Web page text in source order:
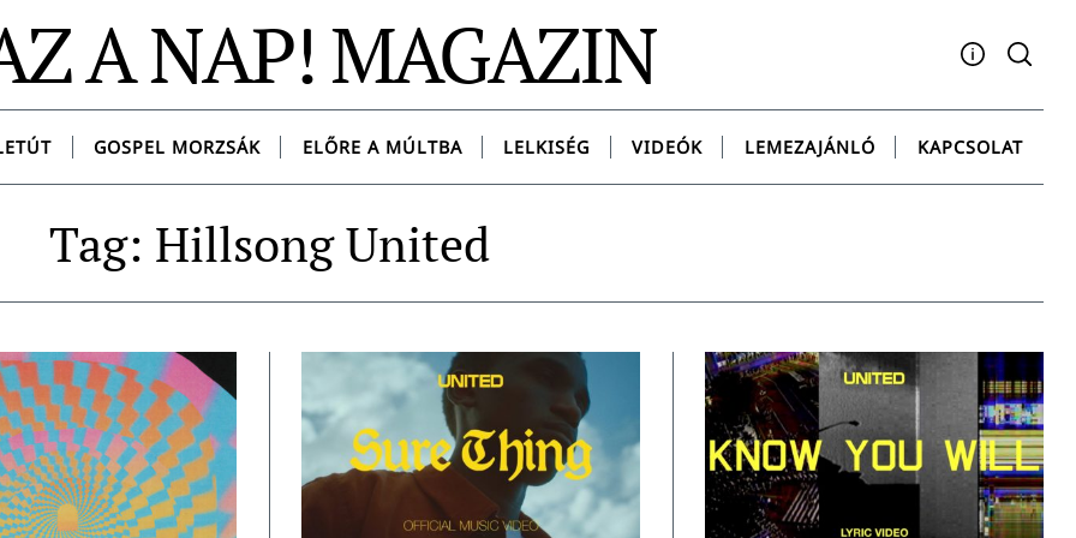
A NAP! MAGAZIN
Facebook
YouTubeInstagram
TwitterSpotify
GOSPEL MORZSÁK ELŐRE A MÚLTBA LELKISÉG VIDEÓK LEMEZAJÁNLÓ KAPCSOLAT
Tag: Hillsong United